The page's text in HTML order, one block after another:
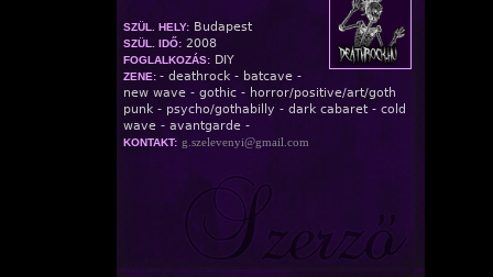
SZÜL. HELY: Budapest
SZÜL. IDŐ: 2008
FOGLALKOZÁS: DIY
ZENE: - deathrock - batcave -
new wave - gothic - horror/positive/art/goth
punk - psycho/gothabilly - dark cabaret - cold
wave - avantgarde -
KONTAKT: g.szelevenyi@gmail.com